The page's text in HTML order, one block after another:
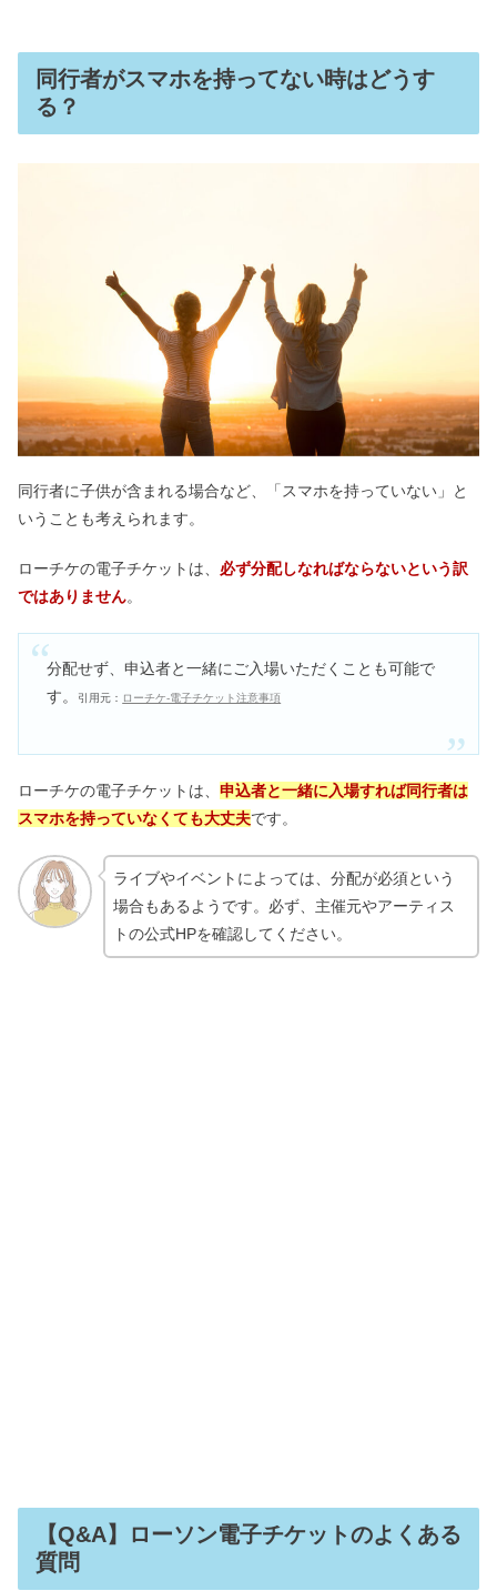
同行者がスマホを持ってない時はどうす
る？
同行者に子供が含まれる場合など、「スマホを持っていない」と
いうことも考えられます。
ローチケの電子チケットは、 必ず分配しなればならないという訳
ではありません。
分配せず、申込者と一緒にご入場いただくことも可能で
す。
引用元： ローチケ‐電子チケット注意事項
ローチケの電子チケットは、 申込者と一緒に入場すれば同行者は
スマホを持っていなくても大丈夫です。
ライブやイベントによっては、分配が必須という
場合もあるようです。必ず、主催元やアーティス
トの公式HPを確認してください。
【Q&A】ローソン電子チケットのよくある
質問